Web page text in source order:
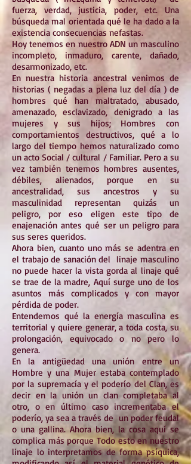
fuerza, verdad, justicia, poder, etc. Una
búsqueda mal orientada qué le ha dado a la
existencia consecuencias nefastas.
Hoy tenemos en nuestro ADN un masculino
incompleto, inmaduro, carente, dañado,
desarmonizado, etc.
En nuestra historia ancestral venimos de
historias ( negadas a plena luz del día ) de
hombres qué han maltratado, abusado,
amenazado, esclavizado, denigrado a las
mujeres y sus hijos; Hombres con
comportamientos destructivos, qué a lo
largo del tiempo hemos naturalizado como
un acto Social / cultural / Familiar. Pero a su
vez también tenemos hombres ausentes,
débiles, alienados, porque en su
ancestralidad, sus ancestros y su
masculinidad representan quizás un
peligro, por eso eligen este tipo de
enajenación antes qué ser un peligro para
sus seres queridos.
Ahora bien, cuanto uno más se adentra en
el trabajo de sanación del linaje masculino
no puede hacer la vista gorda al linaje qué
se trae de la madre, Aquí surge uno de los
asuntos más complicados y con mayor
pérdida de poder.
Entendemos qué la energía masculina es
territorial y quiere generar, a toda costa, su
prolongación, equivocado o no pero lo
genera.
En la antigüedad una unión entre un
Hombre y una Mujer estaba contemplado
por la supremacía y el poderío del Clan, es
decir en la unión un clan completaba al
otro, o en último caso incrementaba el
poderío, ya sea a través de un poder feudal
o una gallina. Ahora bien, la cosa aquí se
complica más porque Todo esto en nuestro
linaje lo interpretamos de forma psíquica,